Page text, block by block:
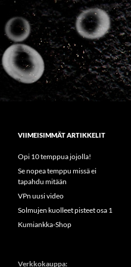
Siirry
sisältöön
Sirkus Kumiankka
VIIMEISIMMÄT ARTIKKELIT
Opi 10 temppua jojolla!
Se nopea temppu missä ei
tapahdu mitään
VPn uusi video
Solmujen kuolleet pisteet osa 1
Kumiankka-Shop
Verkkokauppa: